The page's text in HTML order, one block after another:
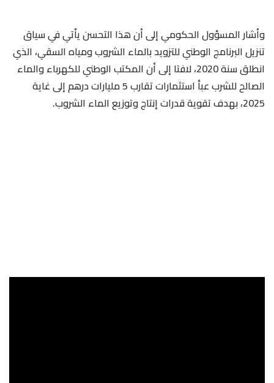
وأشار المسؤول الحكومي إلى أن هذا التحسن يأتي في سياق
تنزيل البرنامج الوطني للتزويد بالماء الشروب ومياه السقي، الذي
انطلق سنة 2020، لافتا إلى أن المكتب الوطني للكهرباء والماء
الصالح للشرب عبأ استثمارات تقارب 5 مليارات درهم إلى غاية
2025، بهدف تقوية قدرات إنتاج وتوزيع الماء الشروب.